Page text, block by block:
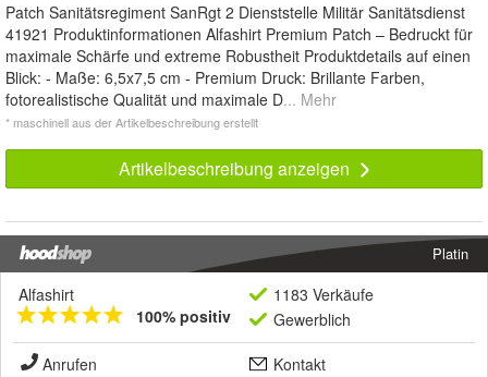
Patch Sanitätsregiment SanRgt 2 Dienststelle Militär Sanitätsdienst
41921 Produktinformationen Alfashirt Premium Patch – Bedruckt für
maximale Schärfe und extreme Robustheit Produktdetails auf einen
Blick: - Maße: 6,5x7,5 cm - Premium Druck: Brillante Farben,
fotorealistische Qualität und maximale D... Mehr
* maschinell aus der Artikelbeschreibung erstellt
Artikelbeschreibung anzeigen
Platin
Alfashirt
100% positiv
1183 Verkäufe
Gewerblich
Anrufen
Kontakt